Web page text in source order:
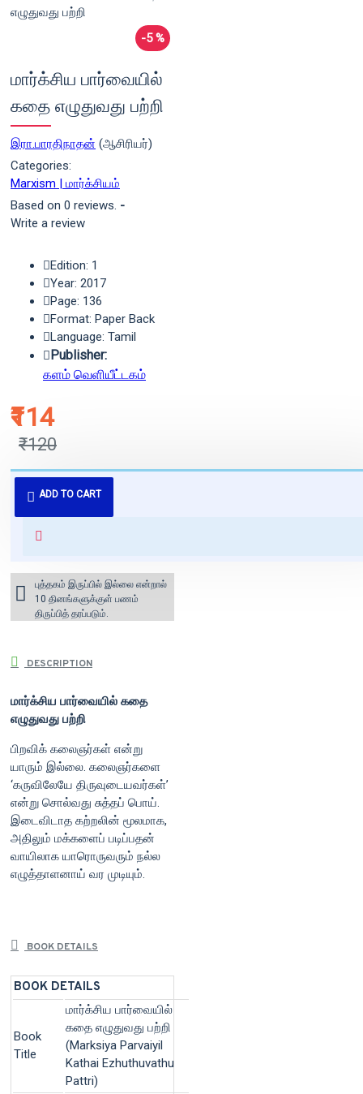
-5 %
மார்க்சிய பார்வையில்
கதை எழுதுவது பற்றி
இரா.பாரதிநாதன் (ஆசிரியர்)
Categories:
Marxism | மார்க்சியம்
Based on 0 reviews. -
Write a review
₹114
₹120
Edition: 1
Year: 2017
Page: 136
Format: Paper Back
Language: Tamil
Publisher:
களம் வெளியீட்டகம்
ADD TO CART
புத்தகம் 3 - 7 நாட்களில் அனுப்பி
வைக்கப்படும்.
for orders above ₹1000 within
புத்தகம் இருப்பில் இல்லை என்றால்
10 தினங்களுக்குள் பணம்
திருப்பித் தரப்படும்.
DESCRIPTION
மார்க்சிய பார்வையில் கதை
எழுதுவது பற்றி
பிறவிக் கலைஞர்கள் என்று
யாரும் இல்லை. கலைஞர்களை
‘கருவிலேயே திருவுடையவர்கள்’
என்று சொல்வது சுத்தப் பொய்.
இடைவிடாத கற்றலின் மூலமாக,
அதிலும் மக்களைப் படிப்பதன்
வாயிலாக யாரொருவரும் நல்ல
எழுத்தாளனாய் வர முடியும்.
BOOK DETAILS
BOOK DETAILS
Book
Title
மார்க்சிய பார்வையில்
கதை எழுதுவது பற்றி
(Marksiya Parvaiyil
Kathai Ezhuthuvathu
Pattri)